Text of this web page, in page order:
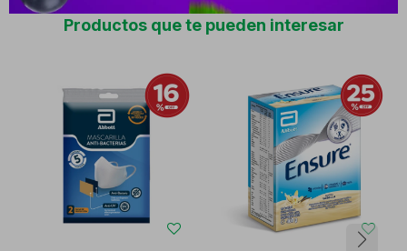
Productos que te pueden interesar